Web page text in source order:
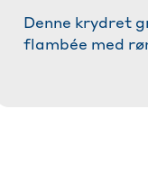
Denne krydret
flambée med